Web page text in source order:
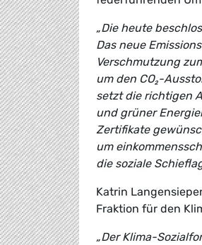
„Die heute
Das neue
Verschmutzung
um den CO₂-
setzt die richtigen
und grüner
Zertifikate
um
die soziale
Katrin
Fraktion für den
„Der Klima-